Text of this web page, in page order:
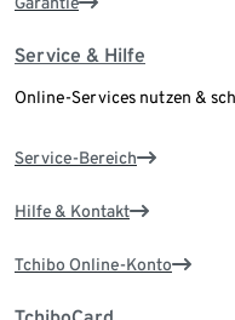
Service & Hilfe
Online-Services nutzen &
Service-Bereich
Hilfe & Kontakt
Tchibo Online-Konto